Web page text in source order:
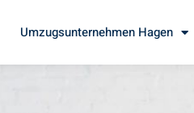
Umzugsunternehmen Hagen